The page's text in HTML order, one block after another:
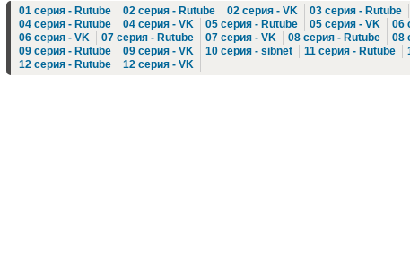
01 серия - Rutube
02 серия - Rutube 02 серия - VK 03 серия - Rutube
04 серия - Rutube
04 серия - VK 05 серия - Rutube 05 серия - VK
06
06 серия - VK
07 серия - Rutube 07 серия - VK 08 серия - Rutube
08
09 серия - Rutube
09 серия - VK 10 серия - sibnet 11 серия - Rutube
12 серия - Rutube
12 серия - VK